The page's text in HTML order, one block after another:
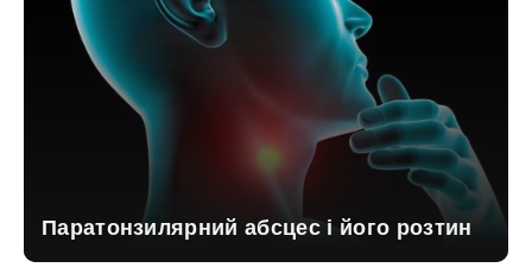
Паратонзилярний абсцес і його розтин